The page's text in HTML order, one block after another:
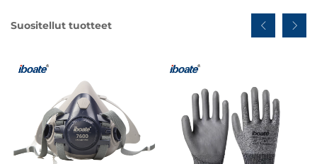
Suositellut tuotteet